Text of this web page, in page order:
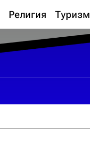
Религия Туризм